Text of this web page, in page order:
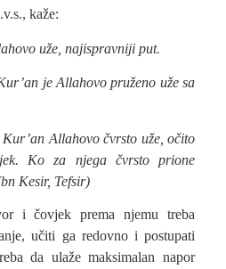
kaže:
uže, najispravniji put.
je Allahovo pruženo uže sa
Allahovo čvrsto uže, očito
Ko za njega čvrsto prione
Kesir, Tefsir)
i čovjek prema njemu treba
učiti ga redovno i postupati
da ulaže maksimalan napor